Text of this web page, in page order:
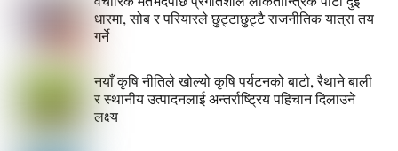
धारमा, सोब र परियारले छुट्टाछुट्टै राजनीतिक यात्रा तय
गर्ने
नयाँ कृषि नीतिले खोल्यो कृषि पर्यटनको बाटो, रैथाने बाली
र स्थानीय उत्पादनलाई अन्तर्राष्ट्रिय पहिचान दिलाउने
लक्ष्य